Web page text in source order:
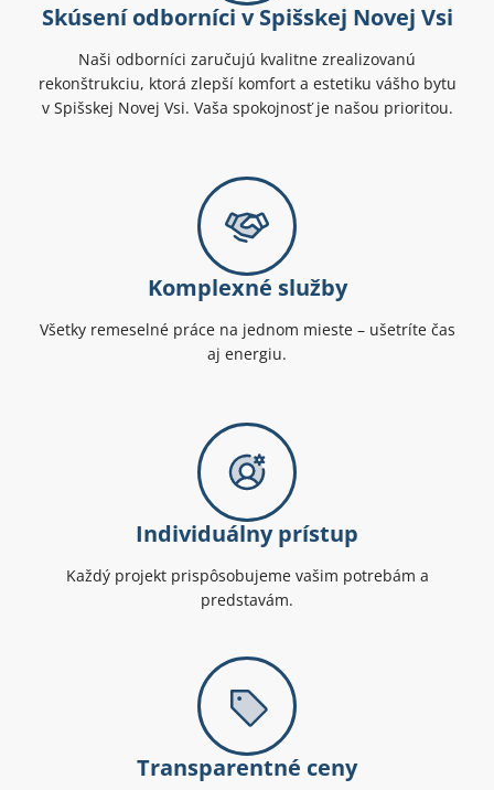
Skúsení odborníci v Spišskej Novej Vsi
Naši odborníci zaručujú kvalitne zrealizovanú
rekonštrukciu, ktorá zlepší komfort a estetiku vášho bytu
v Spišskej Novej Vsi. Vaša spokojnosť je našou prioritou.
Komplexné služby
Všetky remeselné práce na jednom mieste – ušetríte čas
aj energiu.
Individuálny prístup
Každý projekt prispôsobujeme vašim potrebám a
predstavám.
Transparentné ceny